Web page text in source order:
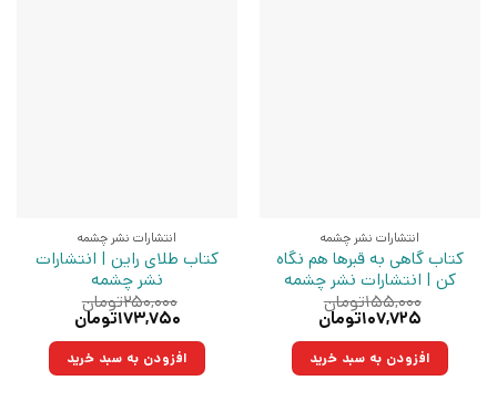
انتشارات نشر چشمه
کتاب گاهی به قبرها هم نگاه
کن | انتشارات نشر چشمه
۱۵۵,۰۰۰تومان
قیمت
۱۵۵,۰۰۰تومان
بود.
۱۰۷,۷۲۵تومان
۱۰۷,۷۲۵تومان.افزودن به سبد خرید
انتشارات نشر چشمه
کتاب طلای راین | انتشارات
نشر چشمه
۲۵۰,۰۰۰تومان
قیمت
۲۵۰,۰۰۰تومان
بود.
۱۷۳,۷۵۰تومان
۱۷۳,۷۵۰تومان.افزودن به سبد خرید